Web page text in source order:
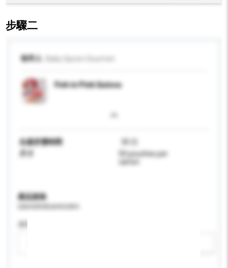
步驟二
收件人
Fish in Pink Quinoa
生產所需時間
30 日
50 pouches per
carton
產品規格